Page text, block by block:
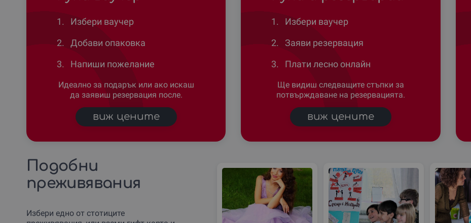
1.
Избери ваучер
2.
Добави опаковка
3.
Напиши пожелание
Идеално за подарък или ако искаш
да заявиш резервация после.
виж цените
1.
Избери ваучер
2.
Заяви резервация
3.
Плати лесно онлайн
Ще видиш следващите стъпки за
потвърждаване на резервацията.
виж цените
Подобни
преживявания
Избери едно от стотиците